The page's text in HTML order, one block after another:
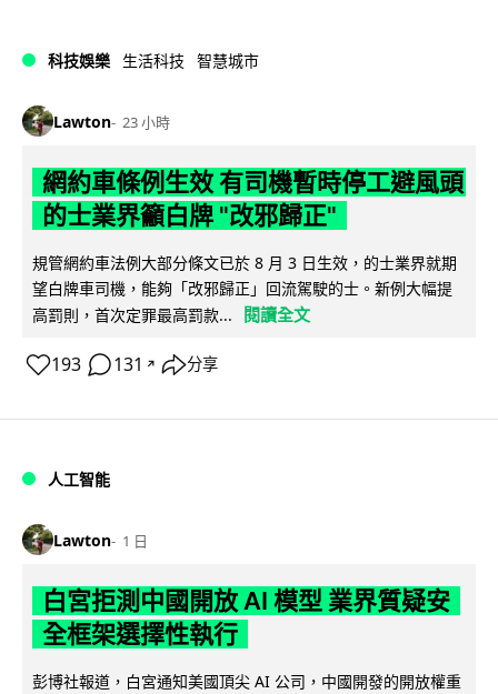
科技娛樂 生活科技 智慧城市
Lawton 23 小時
網約車條例生效 有司機暫時停工避風頭
的士業界籲白牌 "改邪歸正"
規管網約車法例大部分條文已於 8 月 3 日生效，的士業界就期
望白牌車司機，能夠「改邪歸正」回流駕駛的士。新例大幅提
高罰則，首次定罪最高罰款...
閱讀全文
193 131 ↗ 分享
人工智能
Lawton 1 日
白宮拒測中國開放 AI 模型 業界質疑安
全框架選擇性執行
彭博社報道，白宮通知美國頂尖 AI 公司，中國開發的開放權重